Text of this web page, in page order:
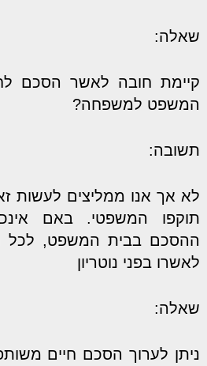
שאלה:
קיימת חובה לאשר הסכם
המשפט למשפחה?
תשובה:
לא אך אנו ממליצים לעשות
תוקפו המשפטי. באם
ההסכם בבית המשפט, לכל
לאשרו בפני נוטריון
שאלה:
ניתן לערוך הסכם חיים